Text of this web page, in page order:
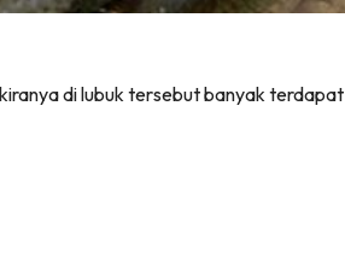
di lubuk tersebut banyak terdapat